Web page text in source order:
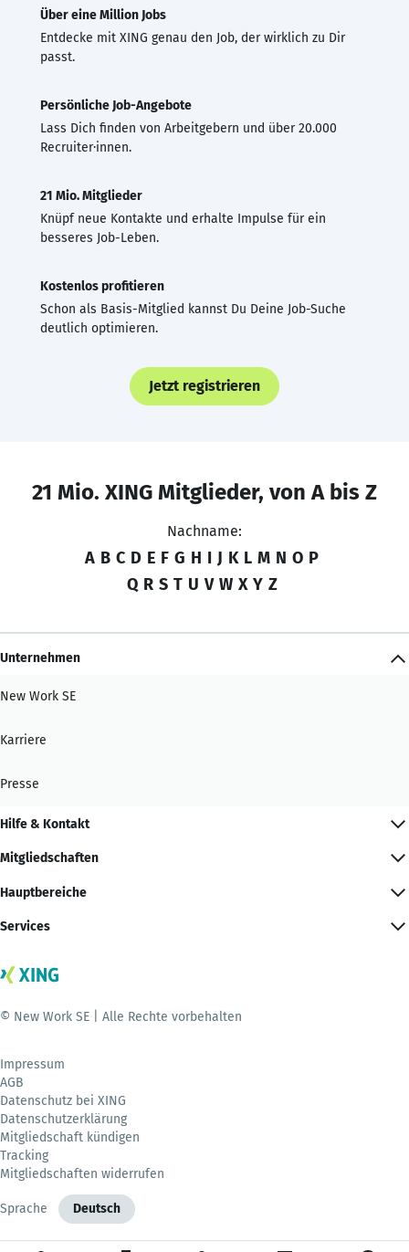
Über eine Million Jobs
Entdecke mit XING genau den Job, der wirklich zu Dir
passt.
Persönliche Job-Angebote
Lass Dich finden von Arbeitgebern und über 20.000
Recruiter·innen.
21 Mio. Mitglieder
Knüpf neue Kontakte und erhalte Impulse für ein
besseres Job-Leben.
Kostenlos profitieren
Schon als Basis-Mitglied kannst Du Deine Job-Suche
deutlich optimieren.
Jetzt registrieren
21 Mio. XING Mitglieder, von A bis Z
Nachname:
A B C D E F G H I J K L M N O P
Q R S T U V W X Y Z
Unternehmen
New Work SE
Karriere
Presse
Hilfe & Kontakt
Mitgliedschaften
Hauptbereiche
Services
© New Work SE | Alle Rechte vorbehalten
Impressum
AGB
Datenschutz bei XING
Datenschutzerklärung
Mitgliedschaft kündigen
Tracking
Mitgliedschaften widerrufen
Sprache Deutsch